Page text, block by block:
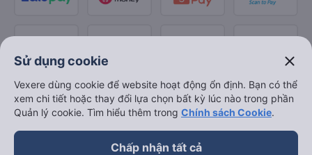
Sử dụng cookie close
Vexere dùng cookie để website hoạt động ổn định. Bạn có thể
xem chi tiết hoặc thay đổi lựa chọn bất kỳ lúc nào trong phần
Quản lý cookie. Tìm hiểu thêm trong Chính sách Cookie.
Chấp nhận tất cả